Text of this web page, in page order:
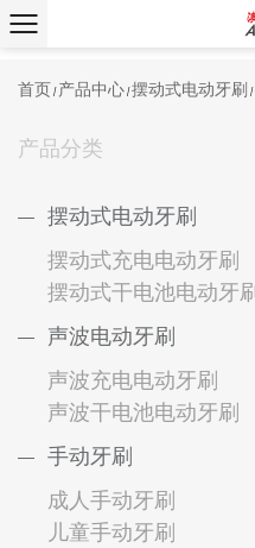
首页 / 产品中心 / 摆动式电动牙刷 /
产品分类
摆动式电动牙刷
摆动式充电电动牙刷
摆动式干电池电动牙
声波电动牙刷
声波充电电动牙刷
声波干电池电动牙刷
手动牙刷
成人手动牙刷
儿童手动牙刷